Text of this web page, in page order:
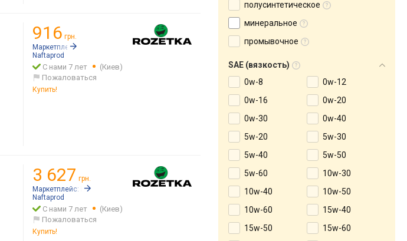
916 грн.
Маркетплейс:
Naftaprod
С нами 7 лет
(Киев)
Пожаловаться
Купить!
3 627 грн.
Маркетплейс:
Rozetka.ua
Naftaprod
С нами 7 лет
(Киев)
Пожаловаться
Купить!
полусинтетическое
минеральное
промывочное
SAE (вязкость)
0w-8
0w-12
0w-16
0w-20
0w-30
0w-40
5w-20
5w-30
5w-40
5w-50
5w-60
10w-30
10w-40
10w-50
10w-60
15w-40
15w-50
15w-60